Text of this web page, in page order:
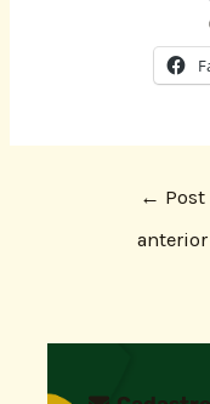
← Post
anterior